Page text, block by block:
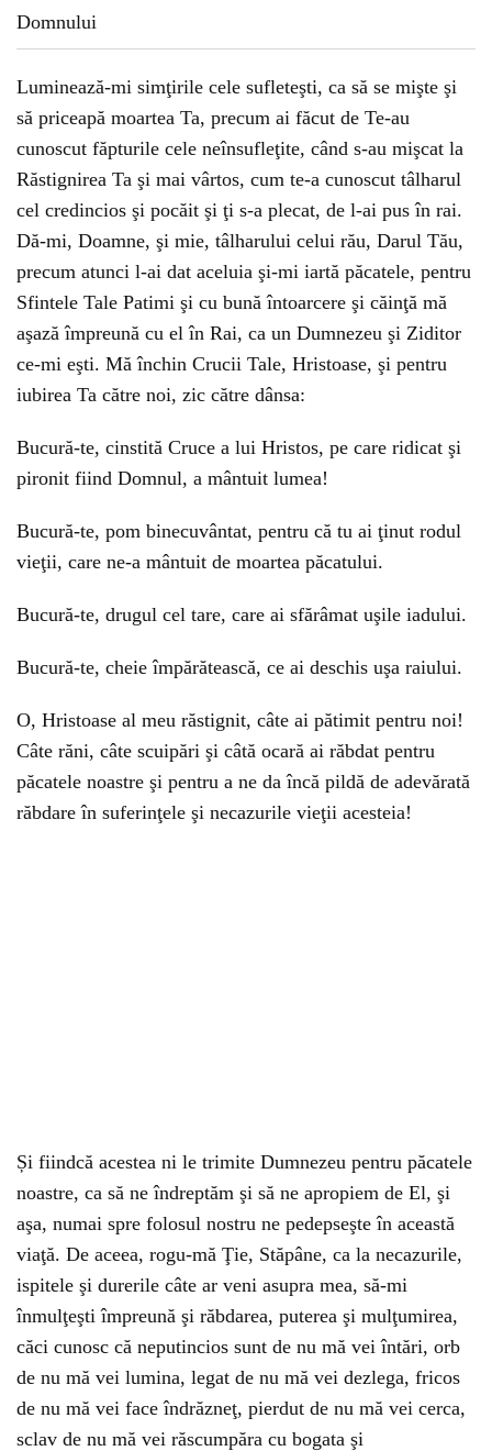
Luminează-mi simţirile cele sufleteşti, ca să se mişte şi
să priceapă moartea Ta, precum ai făcut de Te-au
cunoscut făpturile cele neînsufleţite, când s-au mişcat la
Răstignirea Ta şi mai vârtos, cum te-a cunoscut tâlharul
cel credincios şi pocăit şi ţi s-a plecat, de l-ai pus în rai.
Dă-mi, Doamne, şi mie, tâlharului celui rău, Darul Tău,
precum atunci l-ai dat aceluia şi-mi iartă păcatele, pentru
Sfintele Tale Patimi şi cu bună întoarcere şi căinţă mă
aşază împreună cu el în Rai, ca un Dumnezeu şi Ziditor
ce-mi eşti. Mă închin Crucii Tale, Hristoase, şi pentru
iubirea Ta către noi, zic către dânsa:
Bucură-te, cinstită Cruce a lui Hristos, pe care ridicat şi
pironit fiind Domnul, a mântuit lumea!
Bucură-te, pom binecuvântat, pentru că tu ai ţinut rodul
vieţii, care ne-a mântuit de moartea păcatului.
Bucură-te, drugul cel tare, care ai sfărâmat uşile iadului.
Bucură-te, cheie împărătească, ce ai deschis uşa raiului.
O, Hristoase al meu răstignit, câte ai pătimit pentru noi!
Câte răni, câte scuipări şi câtă ocară ai răbdat pentru
păcatele noastre şi pentru a ne da încă pildă de adevărată
răbdare în suferinţele şi necazurile vieţii acesteia!
Și fiindcă acestea ni le trimite Dumnezeu pentru păcatele
noastre, ca să ne îndreptăm şi să ne apropiem de El, şi
aşa, numai spre folosul nostru ne pedepseşte în această
viaţă. De aceea, rogu-mă Ţie, Stăpâne, ca la necazurile,
ispitele şi durerile câte ar veni asupra mea, să-mi
înmulţeşti împreună şi răbdarea, puterea şi mulţumirea,
căci cunosc că neputincios sunt de nu mă vei întări, orb
de nu mă vei lumina, legat de nu mă vei dezlega, fricos
de nu mă vei face îndrăzneţ, pierdut de nu mă vei cerca,
sclav de nu mă vei răscumpăra cu bogata şi